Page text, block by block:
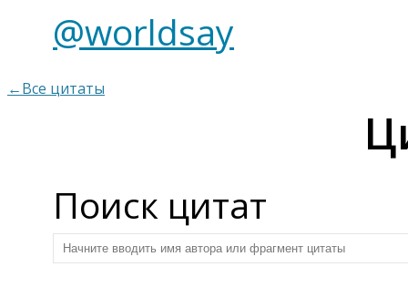
@worldsay
←Все цитаты
Поиск цитат